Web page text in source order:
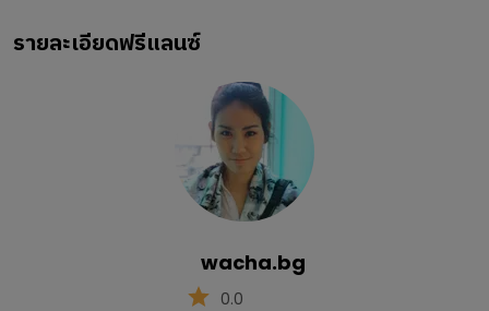
รายละเอียดฟรีแลนซ์
wacha.bg
0.0